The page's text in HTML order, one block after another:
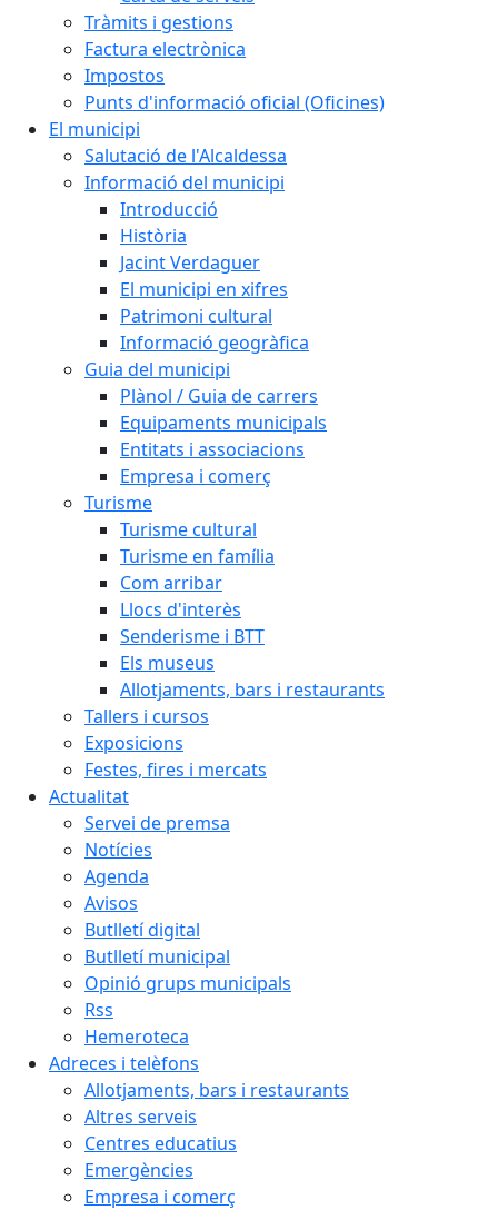
Tràmits i gestions
Factura electrònica
Impostos
Punts d'informació oficial (Oficines)
El municipi
Salutació de l'Alcaldessa
Informació del municipi
Introducció
Història
Jacint Verdaguer
El municipi en xifres
Patrimoni cultural
Informació geogràfica
Guia del municipi
Plànol / Guia de carrers
Equipaments municipals
Entitats i associacions
Empresa i comerç
Turisme
Turisme cultural
Turisme en família
Com arribar
Llocs d'interès
Senderisme i BTT
Els museus
Allotjaments, bars i restaurants
Tallers i cursos
Exposicions
Festes, fires i mercats
Actualitat
Servei de premsa
Notícies
Agenda
Avisos
Butlletí digital
Butlletí municipal
Opinió grups municipals
Rss
Hemeroteca
Adreces i telèfons
Allotjaments, bars i restaurants
Altres serveis
Centres educatius
Emergències
Empresa i comerç